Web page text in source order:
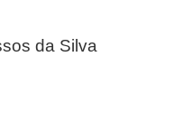
da Silva